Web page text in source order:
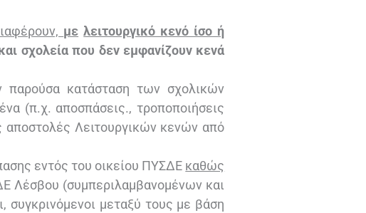
με λειτουργικό κενό ίσο ή
σχολεία που δεν εμφανίζουν κενά
κατάσταση των σχολικών
(π.χ. αποσπάσεις., τροποποιήσεις
αποστολές Λειτουργικών κενών από
εντός του οικείου ΠΥΣΔΕ καθώς
Λέσβου (συμπεριλαμβανομένων και
συγκρινόμενοι μεταξύ τους με βάση